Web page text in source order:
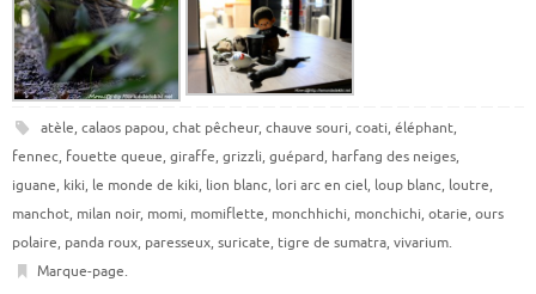
atèle, calaos papou, chat pêcheur, chauve souri, coati, éléphant,
fennec, fouette queue, giraffe, grizzli, guépard, harfang des neiges,
iguane, kiki, le monde de kiki, lion blanc, lori arc en ciel, loup blanc, loutre,
manchot, milan noir, momi, momiflette, monchhichi, monchichi, otarie, ours
polaire, panda roux, paresseux, suricate, tigre de sumatra, vivarium.
Marque-page.